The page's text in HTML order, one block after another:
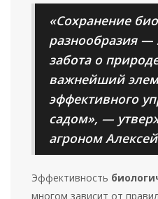
«Сохранение
разнообразия —
забота о
важнейший
эффективного
садом», —
агроном
Эффективность
многом зависит от